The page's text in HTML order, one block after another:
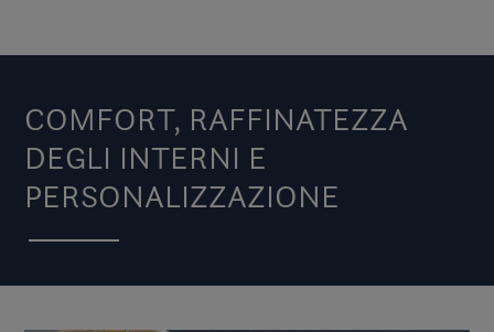
COMFORT, RAFFINATEZZA
DEGLI INTERNI E
PERSONALIZZAZIONE